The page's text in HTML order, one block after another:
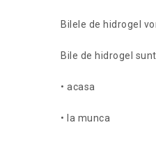
Bilele de hidrogel
Bile de hidrogel
• acasa
• la munca